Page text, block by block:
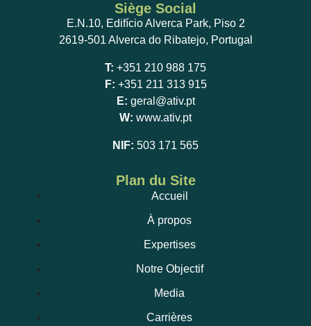
Siège Social
E.N.10, Edifício Alverca Park, Piso 2
2619-501 Alverca do Ribatejo, Portugal
T: +351 210 988 175
F: +351 211 313 915
E: geral@ativ.pt
W: www.ativ.pt
NIF: 503 171 565
Plan du Site
Accueil
À propos
Expertises
Notre Objectif
Media
Carrières